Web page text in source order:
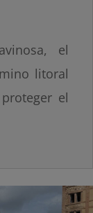
el
litoral
el